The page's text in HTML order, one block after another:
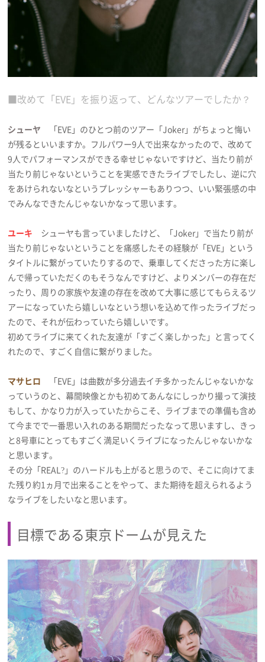
■改めて「EVE」を振り返って、どんなツアーでしたか？
シューヤ 「EVE」のひとつ前のツアー「Joker」がちょっと悔い
が残るといいますか。フルパワー9人で出来なかったので、改めて
9人でパフォーマンスができる幸せじゃないですけど、当たり前が
当たり前じゃないということを実感できたライブでしたし、逆に穴
をあけられないなというプレッシャーもありつつ、いい緊張感の中
でみんなできたんじゃないかなって思います。
ユーキ シューヤも言っていましたけど、「Joker」で当たり前が
当たり前じゃないということを痛感したその経験が「EVE」という
タイトルに繋がっていたりするので、乗車してくださった方に楽し
んで帰っていただくのもそうなんですけど、よりメンバーの存在だ
ったり、周りの家族や友達の存在を改めて大事に感じてもらえるツ
アーになっていたら嬉しいなという想いを込めて作ったライブだっ
たので、それが伝わっていたら嬉しいです。
初めてライブに来てくれた友達が「すごく楽しかった」と言ってく
れたので、すごく自信に繋がりました。
マサヒロ 「EVE」は曲数が多分過去イチ多かったんじゃないかな
っていうのと、幕間映像とかも初めてあんなにしっかり撮って演技
もして、かなり力が入っていたからこそ、ライブまでの準備も含め
て今までで一番思い入れのある期間だったなって思いますし、きっ
と8号車にとってもすごく満足いくライブになったんじゃないかな
と思います。
その分「REAL?」のハードルも上がると思うので、そこに向けてま
た残り約1ヵ月で出来ることをやって、また期待を超えられるよう
なライブをしたいなと思います。
目標である東京ドームが見えた